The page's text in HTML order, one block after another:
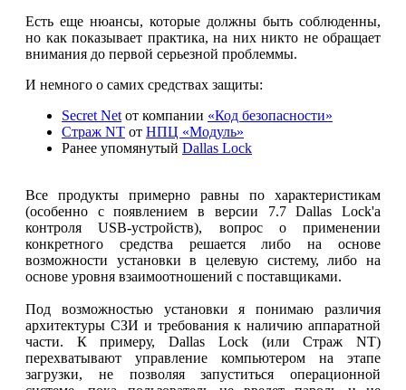
Есть еще нюансы, которые должны быть соблюденны,
но как показывает практика, на них никто не обращает
внимания до первой серьезной проблеммы.
И немного о самих средствах защиты:
Secret Net от компании «Код безопасности»
Страж NT от НПЦ «Модуль»
Ранее упомянутый Dallas Lock
Все продукты примерно равны по характеристикам
(особенно с появлением в версии 7.7 Dallas Lock'а
контроля USB-устройств), вопрос о применении
конкретного средства решается либо на основе
возможности установки в целевую систему, либо на
основе уровня взаимоотношений с поставщиками.
Под возможностью установки я понимаю различия
архитектуры СЗИ и требования к наличию аппаратной
части. К примеру, Dallas Lock (или Страж NT)
перехватывают управление компьютером на этапе
загрузки, не позволяя запуститься операционной